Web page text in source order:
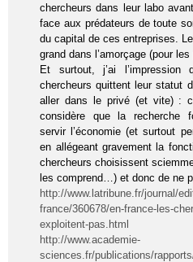
chercheurs dans leur labo
face aux prédateurs de toute
du capital de ces entreprises.
grand dans l’amorçage (pour les
Et surtout, j’ai
chercheurs quittent leur statut
aller dans le privé (et vite) :
considère que la recherche
servir l’économie (et surtout
en allégeant gravement la
chercheurs choisissent
les comprend…) et donc de ne
http://www.latribune.fr/journal/
france/360678/en-france-les-
exploitent-pas.html
http://www.academie-
sciences.fr/publications/